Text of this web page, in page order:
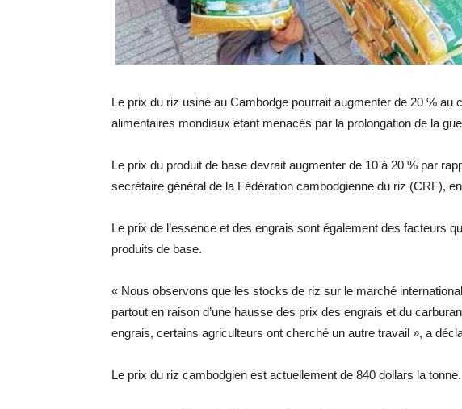
Le prix du riz usiné au Cambodge pourrait augmenter de 20 %
alimentaires mondiaux étant menacés par la prolongation de la
Le prix du produit de base devrait augmenter de 10 à 20 % par
secrétaire général de la Fédération cambodgienne du riz (CRF),
Le prix de l’essence et des engrais sont également des facteurs
produits de base.
« Nous observons que les stocks de riz sur le marché
partout en raison d’une hausse des prix des engrais et du
engrais, certains agriculteurs ont cherché un autre travail », a
Le prix du riz cambodgien est actuellement de 840 dollars la tonne.